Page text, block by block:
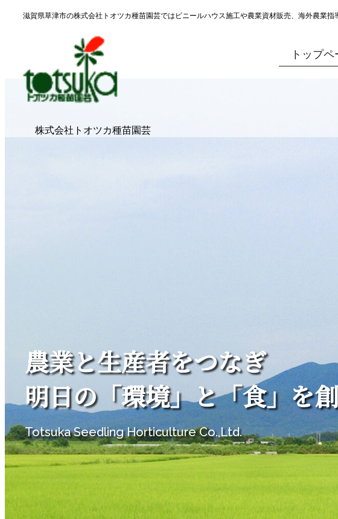
滋賀県草津市の株式会社トオツカ種苗園芸ではビニールハウス施工や農業資材販売、海外農業指
株式会社トオツカ種苗園芸
トップペ
農業と生産者をつなぎ
明日の「環境」と「食」を
Totsuka Seedling Horticulture Co.,Ltd.